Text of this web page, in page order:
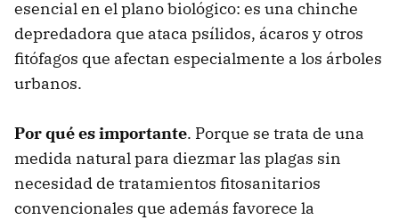
esencial en el plano biológico: es una chinche
depredadora que ataca psílidos, ácaros y otros
fitófagos que afectan especialmente a los árboles
urbanos.
Por qué es importante. Porque se trata de una
medida natural para diezmar las plagas sin
necesidad de tratamientos fitosanitarios
convencionales que además favorece la